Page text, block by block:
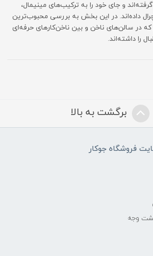
و جای خود را به ترکیب‌های مینیمال،
داده‌اند. در این بخش به بررسی محبوب‌ترین
در سالن‌های ناخن و بین ناخن‌کارهای حرفه‌ای
را داشته‌اند.
برگشت به بالا
فروشگاه جوکار
وجه